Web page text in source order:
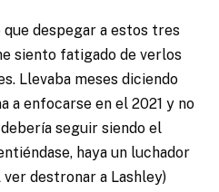
que despegar a estos tres
siento fatigado de verlos
Llevaba meses diciendo
a enfocarse en el 2021 y no
seguir siendo el
haya un luchador
ver destronar a Lashley)